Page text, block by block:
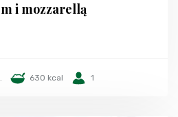
i mozzarellą
630 kcal 1